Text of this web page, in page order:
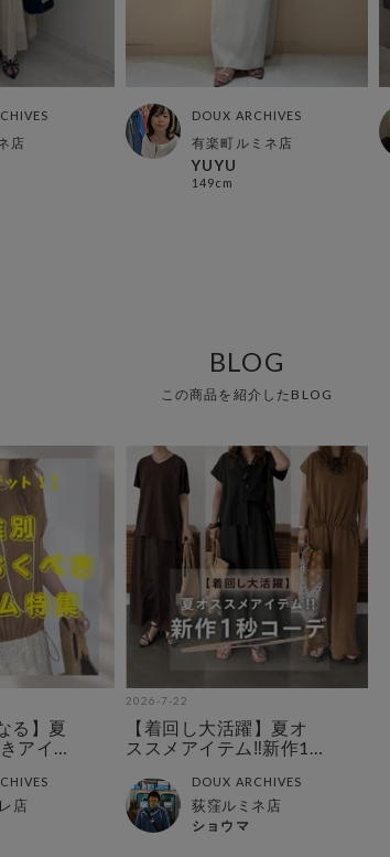
店
DOUX ARCHIVES
有楽町ルミネ店
YUYU
149cm
BLOG
この商品を紹介したBLOG
る】夏
アイ
店
2026-7-22
【着回し大活躍】夏オ
ススメアイテム‼︎新作1
DOUX ARCHIVES
荻窪ルミネ店
ショウマ